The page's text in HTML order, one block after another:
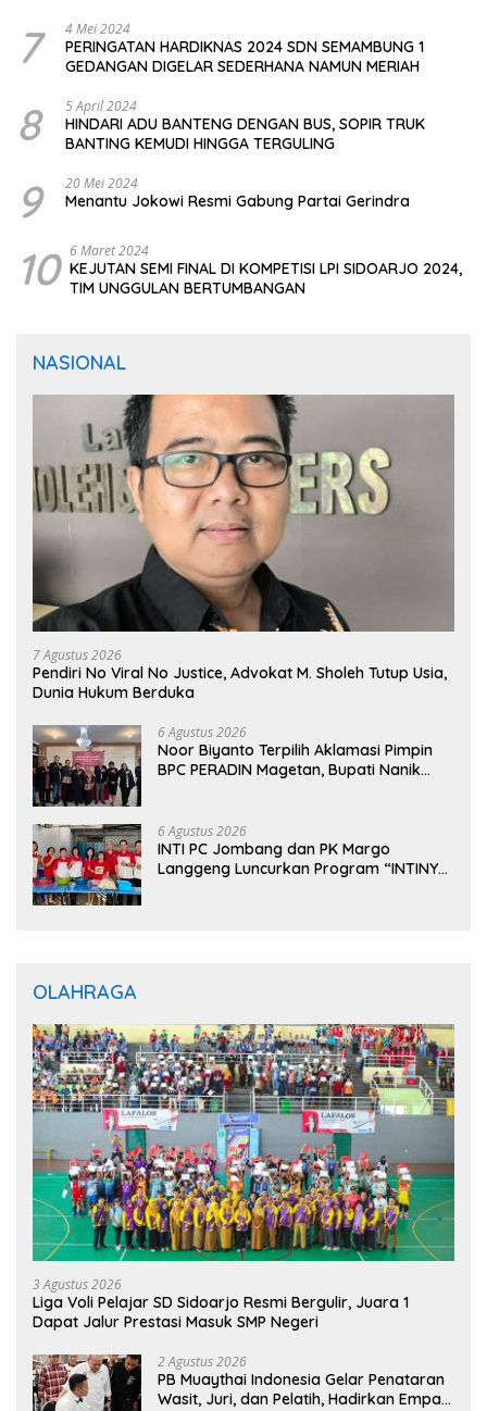
7 4 Mei 2024
PERINGATAN HARDIKNAS 2024 SDN SEMAMBUNG 1
GEDANGAN DIGELAR SEDERHANA NAMUN MERIAH
8 5 April 2024
HINDARI ADU BANTENG DENGAN BUS, SOPIR TRUK
BANTING KEMUDI HINGGA TERGULING
9 20 Mei 2024
Menantu Jokowi Resmi Gabung Partai Gerindra
10 6 Maret 2024
KEJUTAN SEMI FINAL DI KOMPETISI LPI SIDOARJO 2024,
TIM UNGGULAN BERTUMBANGAN
NASIONAL
7 Agustus 2026
Pendiri No Viral No Justice, Advokat M. Sholeh Tutup Usia,
Dunia Hukum Berduka
6 Agustus 2026
Noor Biyanto Terpilih Aklamasi Pimpin
BPC PERADIN Magetan, Bupati Nanik
6 Agustus 2026
INTI PC Jombang dan PK Margo
Langgeng Luncurkan Program “INTINYA
OLAHRAGA
3 Agustus 2026
Liga Voli Pelajar SD Sidoarjo Resmi Bergulir, Juara 1
Dapat Jalur Prestasi Masuk SMP Negeri
2 Agustus 2026
PB Muaythai Indonesia Gelar Penataran
Wasit, Juri, dan Pelatih, Hadirkan Empat